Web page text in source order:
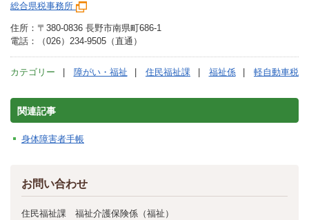
総合県税事務所
住所：〒380-0836 長野市南県町686-1
電話：（026）234-9505（直通）
カテゴリー 障がい・福祉 住民福祉課 福祉係 軽自動車税
関連記事
身体障害者手帳
お問い合わせ
住民福祉課 福祉介護保険係（福祉）